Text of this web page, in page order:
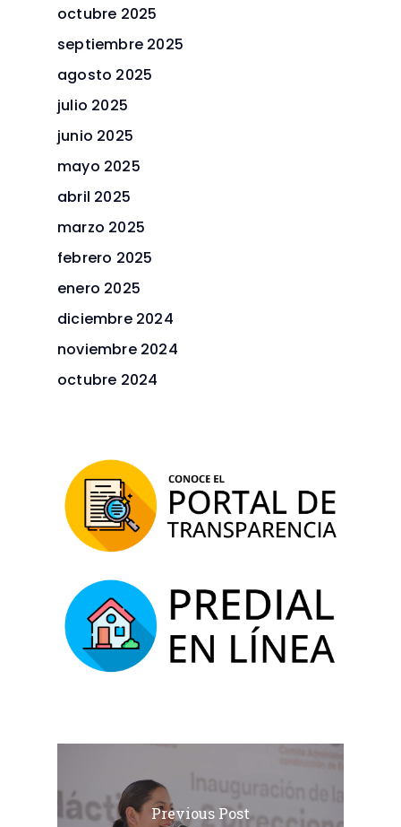
octubre 2025
septiembre 2025
agosto 2025
julio 2025
junio 2025
mayo 2025
abril 2025
marzo 2025
febrero 2025
enero 2025
diciembre 2024
noviembre 2024
octubre 2024
Previous Post